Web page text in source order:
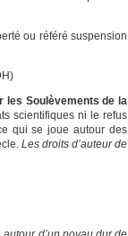
ou référé suspension
les Soulèvements de la
scientifiques ni le refus
qui se joue autour des
Les droits d’auteur de